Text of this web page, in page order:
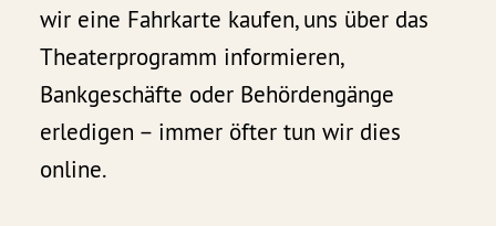
wir eine Fahrkarte kaufen, uns über das
Theaterprogramm informieren,
Bankgeschäfte oder Behördengänge
erledigen – immer öfter tun wir dies
online.